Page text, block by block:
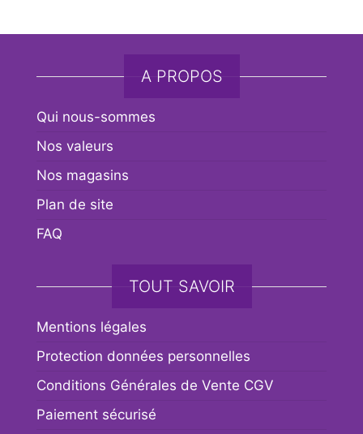
A PROPOS
Qui nous-sommes
Nos valeurs
Nos magasins
Plan de site
FAQ
TOUT SAVOIR
Mentions légales
Protection données personnelles
Conditions Générales de Vente CGV
Paiement sécurisé